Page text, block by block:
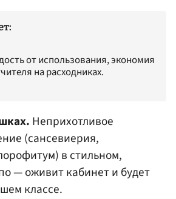
от использования, экономия
на расходниках.
Неприхотливое
(сансевиерия,
в стильном,
— оживит кабинет и будет
классе.